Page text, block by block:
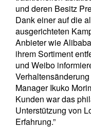
und deren Besitz
Dank einer auf die
ausgerichteten
Anbieter wie
ihrem Sortiment
und Weibo
Manager Ikuko
Kunden war das
Unterstützung von
Erfahrung.”